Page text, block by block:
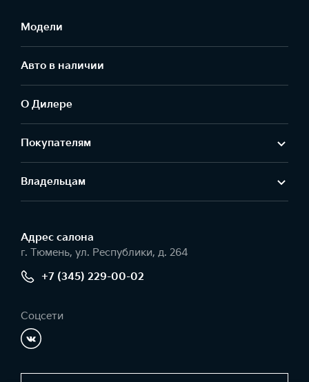
Модели
Авто в наличии
О Дилере
Покупателям
Владельцам
Адрес салонa
г. Тюмень, ул. Республики, д. 264
+7 (345) 229-00-02
Соцсети